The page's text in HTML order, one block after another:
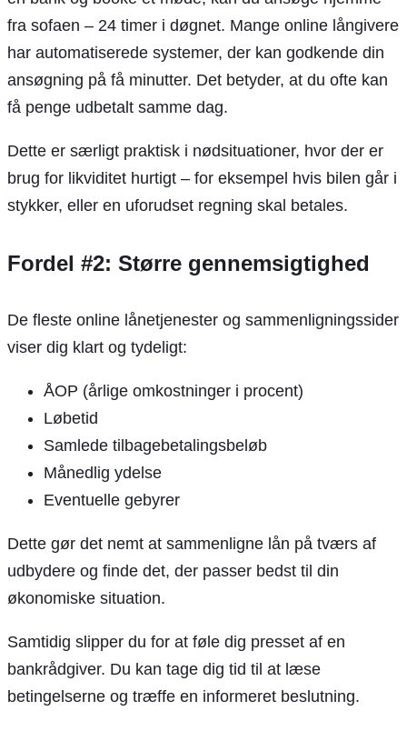
fra sofaen – 24 timer i døgnet. Mange online långivere
har automatiserede systemer, der kan godkende din
ansøgning på få minutter. Det betyder, at du ofte kan
få penge udbetalt samme dag.
Dette er særligt praktisk i nødsituationer, hvor der er
brug for likviditet hurtigt – for eksempel hvis bilen går i
stykker, eller en uforudset regning skal betales.
Fordel #2: Større gennemsigtighed
De fleste online lånetjenester og sammenligningssider
viser dig klart og tydeligt:
ÅOP (årlige omkostninger i procent)
Løbetid
Samlede tilbagebetalingsbeløb
Månedlig ydelse
Eventuelle gebyrer
Dette gør det nemt at sammenligne lån på tværs af
udbydere og finde det, der passer bedst til din
økonomiske situation.
Samtidig slipper du for at føle dig presset af en
bankrådgiver. Du kan tage dig tid til at læse
betingelserne og træffe en informeret beslutning.